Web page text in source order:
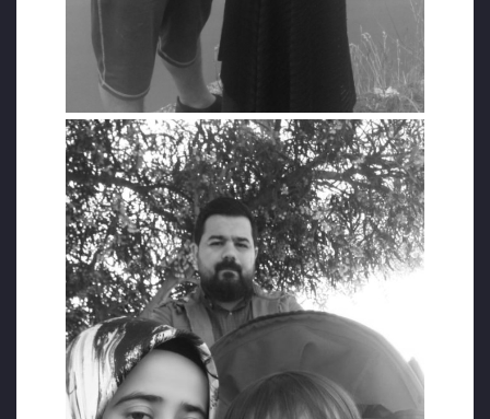
ilk ifadesinde “Konuş! Yoksa cenazeye
göndermeyiz” denilerek tehdit edildi.
Cenazeler için ilk başta araba vermeyen
Bursa Belediyesi sosyal medyada yükselen
tepkiler nedeniyle geri adım attı. Cenazeler
Bursa’dan Sinop’un Durağan ilçesine
götürüldü ve cenazelere otopsi yapıldığı için
hemen burada defnedildi. Hasan Aksoy,
eşine ve oğluna son görevini yerine
getiremedi. Annesi, babası ve kardeşleri de
cenazeye yetişemedi.
“TÜM POLİTİKACILAR UTANÇ İÇİNDE SUSSUN!”
Hasan Aksoy savunmasında bu olaya da
değindi: